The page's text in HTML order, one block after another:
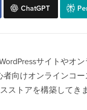
ChatGPT
サイトやオ
向けオンラインコ
ストアを構築してき